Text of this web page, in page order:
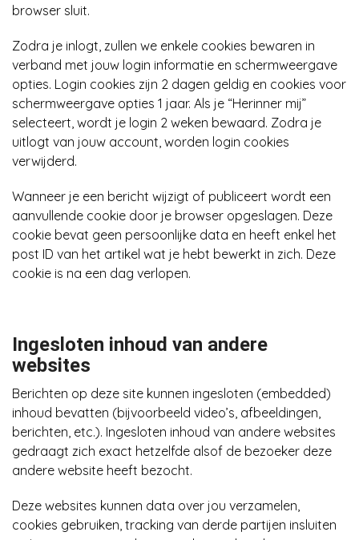
browser sluit.
Zodra je inlogt, zullen we enkele cookies bewaren in
verband met jouw login informatie en schermweergave
opties. Login cookies zijn 2 dagen geldig en cookies voor
schermweergave opties 1 jaar. Als je “Herinner mij”
selecteert, wordt je login 2 weken bewaard. Zodra je
uitlogt van jouw account, worden login cookies
verwijderd.
Wanneer je een bericht wijzigt of publiceert wordt een
aanvullende cookie door je browser opgeslagen. Deze
cookie bevat geen persoonlijke data en heeft enkel het
post ID van het artikel wat je hebt bewerkt in zich. Deze
cookie is na een dag verlopen.
Ingesloten inhoud van andere
websites
Berichten op deze site kunnen ingesloten (embedded)
inhoud bevatten (bijvoorbeeld video’s, afbeeldingen,
berichten, etc.). Ingesloten inhoud van andere websites
gedraagt zich exact hetzelfde alsof de bezoeker deze
andere website heeft bezocht.
Deze websites kunnen data over jou verzamelen,
cookies gebruiken, tracking van derde partijen insluiten